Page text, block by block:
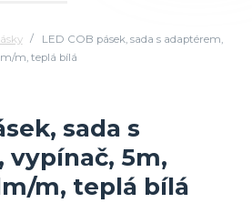
LED COB pásek, sada s adaptérem,
m, teplá bílá
sada s
vypínač, 5m,
m, teplá bílá